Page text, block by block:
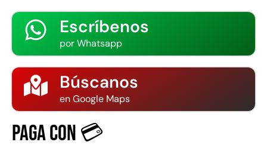
Escríbenos
por Whatsapp
Búscanos
en Google Maps
Paga con 💳